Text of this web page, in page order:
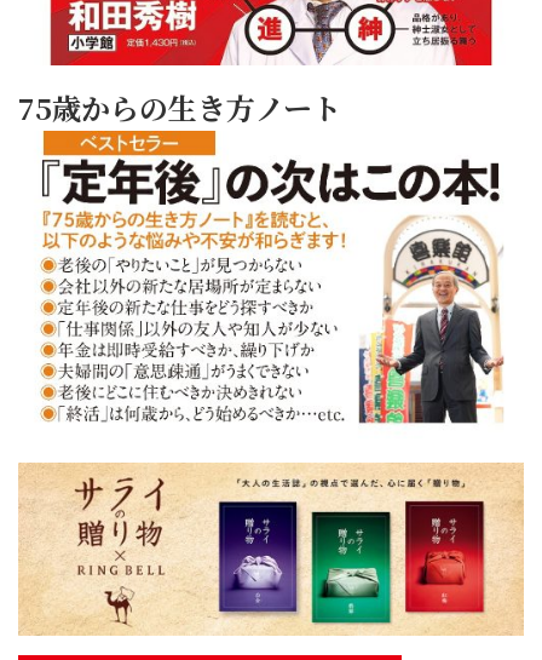
75歳からの生き方ノート